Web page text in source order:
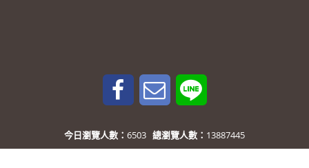
今日瀏覽人數： 6503 總瀏覽人數： 13887445